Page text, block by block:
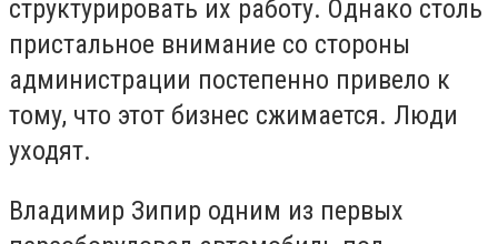
структурировать их работу. Однако столь
пристальное внимание со стороны
администрации постепенно привело к
тому, что этот бизнес сжимается. Люди
уходят.
Владимир Зипир одним из первых